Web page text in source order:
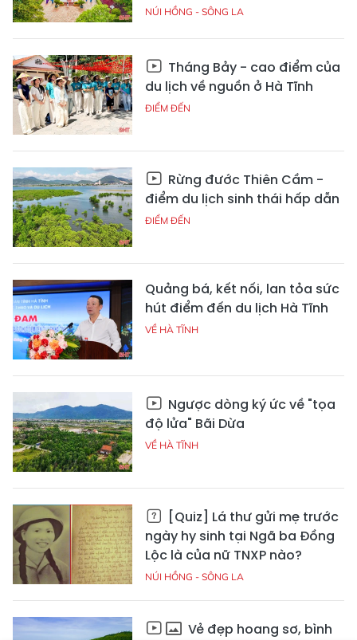
NÚI HỒNG - SÔNG LA
Tháng Bảy - cao điểm của
du lịch về nguồn ở Hà Tĩnh
ĐIỂM ĐẾN
Rừng đước Thiên Cầm -
điểm du lịch sinh thái hấp dẫn
ĐIỂM ĐẾN
Quảng bá, kết nối, lan tỏa sức
hút điểm đến du lịch Hà Tĩnh
VỀ HÀ TĨNH
Ngược dòng ký ức về "tọa
độ lửa" Bãi Dừa
VỀ HÀ TĨNH
[Quiz] Lá thư gửi mẹ trước
ngày hy sinh tại Ngã ba Đồng
Lộc là của nữ TNXP nào?
NÚI HỒNG - SÔNG LA
Vẻ đẹp hoang sơ, bình